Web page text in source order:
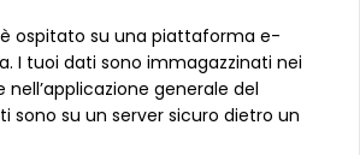
ospitato su una piattaforma e-
I tuoi dati sono immagazzinati nei
generale del
sono su un server sicuro dietro un